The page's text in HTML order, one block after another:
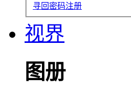
寻回密码注册
视界
图册